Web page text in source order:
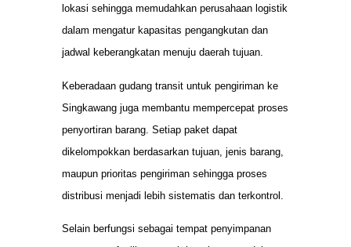
lokasi sehingga memudahkan perusahaan logistik
dalam mengatur kapasitas pengangkutan dan
jadwal keberangkatan menuju daerah tujuan.
Keberadaan gudang transit untuk pengiriman ke
Singkawang juga membantu mempercepat proses
penyortiran barang. Setiap paket dapat
dikelompokkan berdasarkan tujuan, jenis barang,
maupun prioritas pengiriman sehingga proses
distribusi menjadi lebih sistematis dan terkontrol.
Selain berfungsi sebagai tempat penyimpanan